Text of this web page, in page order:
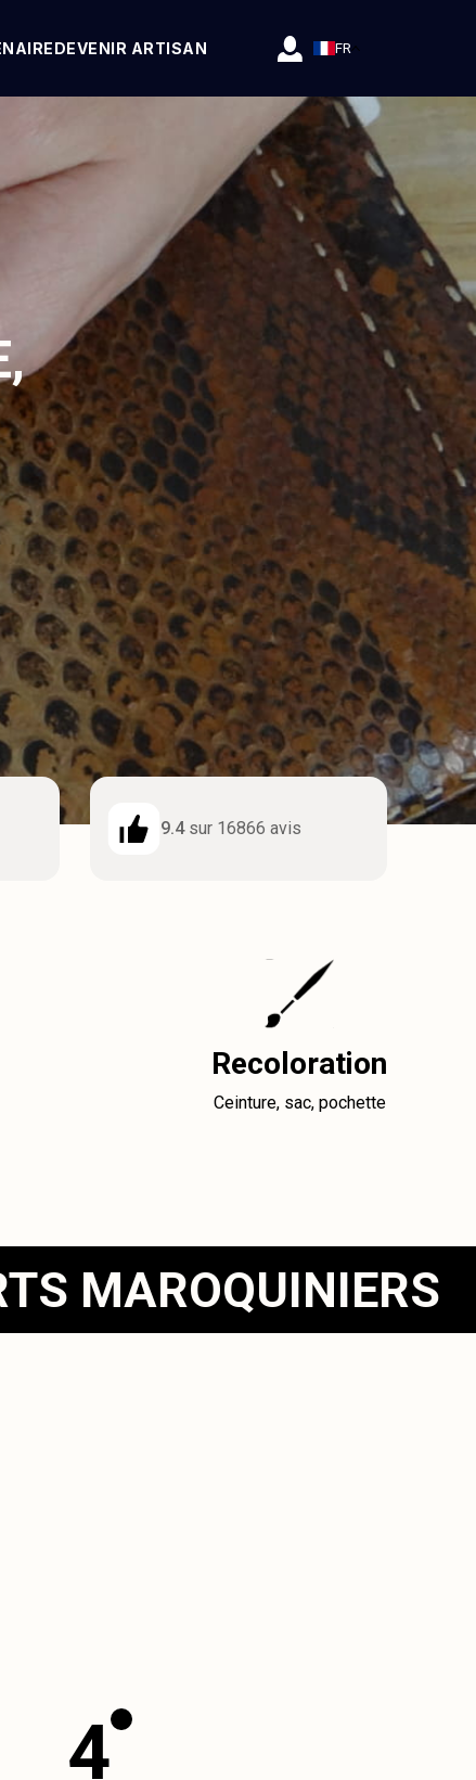
DEVENIR ARTISAN FR
9.4sur 16866 avis
Recoloration
Ceinture, sac, pochette
MAROQUINIERS
4